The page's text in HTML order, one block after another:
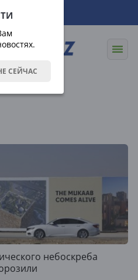
СЕЙЧАС
небоскреба